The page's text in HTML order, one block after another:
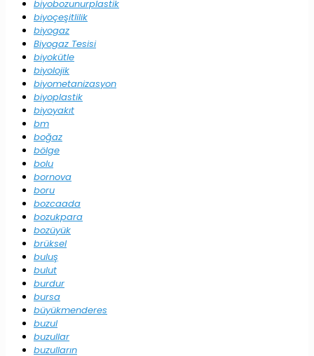
biyobozunurplastik
biyoçeşitlilik
biyogaz
Biyogaz Tesisi
biyokütle
biyolojik
biyometanizasyon
biyoplastik
biyoyakıt
bm
boğaz
bölge
bolu
bornova
boru
bozcaada
bozukpara
bozüyük
brüksel
buluş
bulut
burdur
bursa
büyükmenderes
buzul
buzullar
buzulların